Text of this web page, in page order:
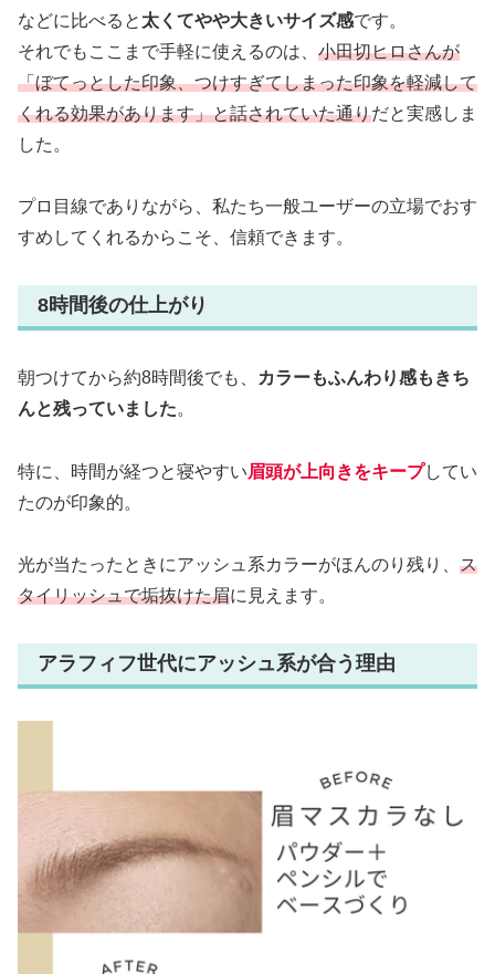
などに比べると 太くてやや大きいサイズ感です。
それでもここまで手軽に使えるのは、 小田切ヒロさんが
「ぼてっとした印象、つけすぎてしまった印象を軽減して
くれる効果があります」と話されていた通りだと実感しま
した。
プロ目線でありながら、私たち一般ユーザーの立場でおす
すめしてくれるからこそ、信頼できます。
8時間後の仕上がり
朝つけてから約8時間後でも、
カラーもふんわり感もきち
んと残っていました。
特に、時間が経つと寝やすい眉頭が上向きをキープしてい
たのが印象的。
光が当たったときにアッシュ系カラーがほんのり残り、 ス
タイリッシュで垢抜けた眉に見えます。
アラフィフ世代にアッシュ系が合う理由